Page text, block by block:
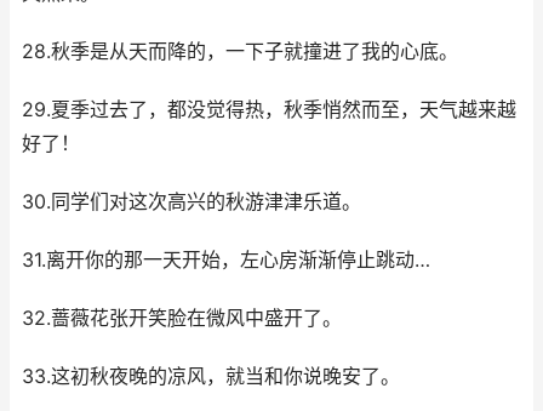
28.秋季是从天而降的，一下子就撞进了我的心底。
29.夏季过去了，都没觉得热，秋季悄然而至，天气越来越
好了！
30.同学们对这次高兴的秋游津津乐道。
31.离开你的那一天开始，左心房渐渐停止跳动…
32.蔷薇花张开笑脸在微风中盛开了。
33.这初秋夜晚的凉风，就当和你说晚安了。